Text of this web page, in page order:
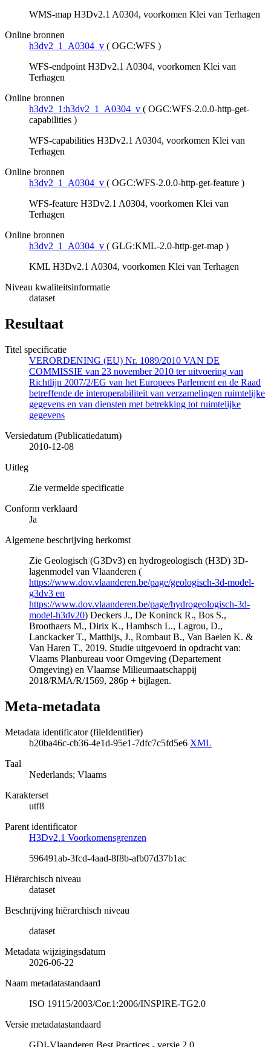
WMS-map H3Dv2.1 A0304, voorkomen Klei van Terhagen
Online bronnen
h3dv2_1_A0304_v ( OGC:WFS )
WFS-endpoint H3Dv2.1 A0304, voorkomen Klei van
Terhagen
Online bronnen
h3dv2_1:h3dv2_1_A0304_v ( OGC:WFS-2.0.0-http-get-
capabilities )
WFS-capabilities H3Dv2.1 A0304, voorkomen Klei van
Terhagen
Online bronnen
h3dv2_1_A0304_v ( OGC:WFS-2.0.0-http-get-feature )
WFS-feature H3Dv2.1 A0304, voorkomen Klei van
Terhagen
Online bronnen
h3dv2_1_A0304_v ( GLG:KML-2.0-http-get-map )
KML H3Dv2.1 A0304, voorkomen Klei van Terhagen
Niveau kwaliteitsinformatie
dataset
Resultaat
Titel specificatie
VERORDENING (EU) Nr. 1089/2010 VAN DE
COMMISSIE van 23 november 2010 ter uitvoering van
Richtlijn 2007/2/EG van het Europees Parlement en de Raad
betreffende de interoperabiliteit van verzamelingen ruimtelijke
gegevens en van diensten met betrekking tot ruimtelijke
gegevens
Versiedatum (Publicatiedatum)
2010-12-08
Uitleg
Zie vermelde specificatie
Conform verklaard
Ja
Algemene beschrijving herkomst
Zie Geologisch (G3Dv3) en hydrogeologisch (H3D) 3D-
lagenmodel van Vlaanderen (
https://www.dov.vlaanderen.be/page/geologisch-3d-model-
g3dv3 en
https://www.dov.vlaanderen.be/page/hydrogeologisch-3d-
model-h3dv20) Deckers J., De Koninck R., Bos S.,
Broothaers M., Dirix K., Hambsch L., Lagrou, D.,
Lanckacker T., Matthijs, J., Rombaut B., Van Baelen K. &
Van Haren T., 2019. Studie uitgevoerd in opdracht van:
Vlaams Planbureau voor Omgeving (Departement
Omgeving) en Vlaamse Milieumaatschappij
2018/RMA/R/1569, 286p + bijlagen.
Meta-metadata
Metadata identificator (fileIdentifier)
b20ba46c-cb36-4e1d-95e1-7dfc7c5fd5e6 XML
Taal
Nederlands; Vlaams
Karakterset
utf8
Parent identificator
H3Dv2.1 Voorkomensgrenzen
596491ab-3fcd-4aad-8f8b-afb07d37b1ac
Hiërarchisch niveau
dataset
Beschrijving hiërarchisch niveau
dataset
Metadata wijzigingsdatum
2026-06-22
Naam metadatastandaard
ISO 19115/2003/Cor.1:2006/INSPIRE-TG2.0
Versie metadatastandaard
GDI-Vlaanderen Best Practices - versie 2.0